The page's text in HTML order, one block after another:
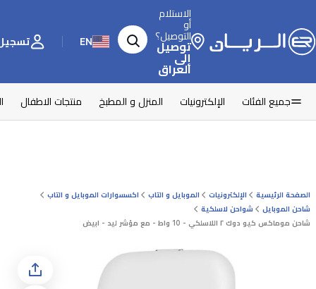
الاستلام
أو
التوصيل؟
توصيل
إلى
العراق
EN تسجيل
جميع الفئات الإلكترونيات المنزل و المطبخ منتجات الاطفال
الصفحة الرئيسية الإلكترونيات الموبايل و التاب
اكسسوارات الموبايل و التاب
شاحن الموبايل
شواحن لاسلكية
شاحن موماكس كيو دوك ٢ اللاسلكي - 10 واط - مع مؤشر ليد - ابيض